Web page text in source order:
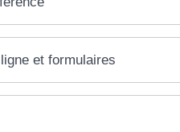
et formulaires